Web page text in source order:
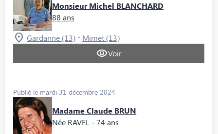
Monsieur Michel BLANCHARD
88 ans
Gardanne (13) - Mimet (13)
Voir
Publié le mardi 31 décembre 2024
Madame Claude BRUN
Née RAVEL - 74 ans